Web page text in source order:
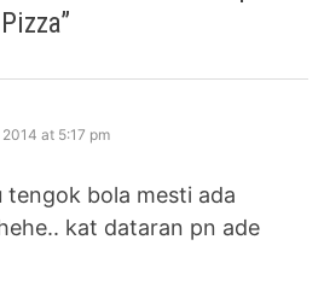
”
at 5:17 pm
tengok bola mesti ada
kat dataran pn ade